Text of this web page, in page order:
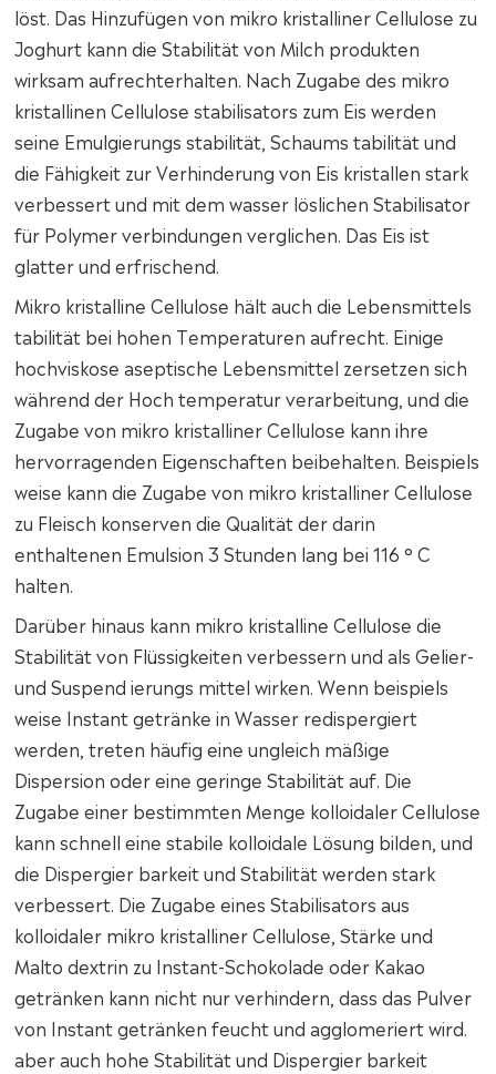
löst. Das Hinzufügen von mikro kristalliner Cellulose zu
Joghurt kann die Stabilität von Milch produkten
wirksam aufrechterhalten. Nach Zugabe des mikro
kristallinen Cellulose stabilisators zum Eis werden
seine Emulgierungs stabilität, Schaums tabilität und
die Fähigkeit zur Verhinderung von Eis kristallen stark
verbessert und mit dem wasser löslichen Stabilisator
für Polymer verbindungen verglichen. Das Eis ist
glatter und erfrischend.
Mikro kristalline Cellulose hält auch die Lebensmittels
tabilität bei hohen Temperaturen aufrecht. Einige
hochviskose aseptische Lebensmittel zersetzen sich
während der Hoch temperatur verarbeitung, und die
Zugabe von mikro kristalliner Cellulose kann ihre
hervorragenden Eigenschaften beibehalten. Beispiels
weise kann die Zugabe von mikro kristalliner Cellulose
zu Fleisch konserven die Qualität der darin
enthaltenen Emulsion 3 Stunden lang bei 116 ° C
halten.
Darüber hinaus kann mikro kristalline Cellulose die
Stabilität von Flüssigkeiten verbessern und als Gelier-
und Suspend ierungs mittel wirken. Wenn beispiels
weise Instant getränke in Wasser redispergiert
werden, treten häufig eine ungleich mäßige
Dispersion oder eine geringe Stabilität auf. Die
Zugabe einer bestimmten Menge kolloidaler Cellulose
kann schnell eine stabile kolloidale Lösung bilden, und
die Dispergier barkeit und Stabilität werden stark
verbessert. Die Zugabe eines Stabilisators aus
kolloidaler mikro kristalliner Cellulose, Stärke und
Malto dextrin zu Instant-Schokolade oder Kakao
getränken kann nicht nur verhindern, dass das Pulver
von Instant getränken feucht und agglomeriert wird.
aber auch hohe Stabilität und Dispergier barkeit